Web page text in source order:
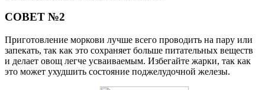
СОВЕТ №2
Приготовление моркови лучше всего проводить на пару или
запекать, так как это сохраняет больше питательных веществ
и делает овощ легче усваиваемым. Избегайте жарки, так как
это может ухудшить состояние поджелудочной железы.